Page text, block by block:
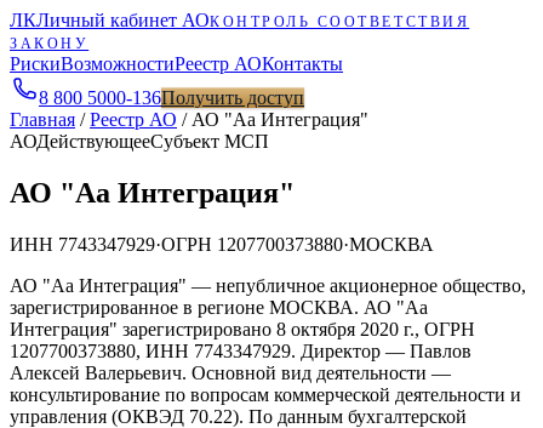
ЛКЛичный кабинет АОКОНТРОЛЬ СООТВЕТСТВИЯ
ЗАКОНУ
РискиВозможностиРеестр АОКонтакты
8 800 5000-136Получить доступ
Главная /Реестр АО / АО "Аа Интеграция"
АОДействующееСубъект МСП
АО "Аа Интеграция"
ИНН 7743347929·ОГРН 1207700373880·МОСКВА
АО "Аа Интеграция" — непубличное акционерное общество,
зарегистрированное в регионе МОСКВА. АО "Аа
Интеграция" зарегистрировано 8 октября 2020 г., ОГРН
1207700373880, ИНН 7743347929. Директор — Павлов
Алексей Валерьевич. Основной вид деятельности —
консультирование по вопросам коммерческой деятельности и
управления (ОКВЭД 70.22). По данным бухгалтерской